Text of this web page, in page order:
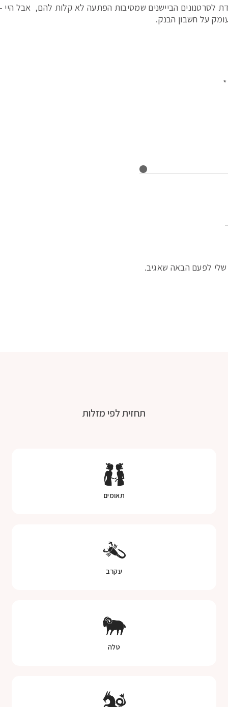
לסרטנונים הביישנים שמסיבות הפתעה לא קלות להם, אבל היי
על חשבון הבנק.
*
לפעם הבאה שאגיב.
תחזית לפי מזלות
תאומים
עקרב
טלה